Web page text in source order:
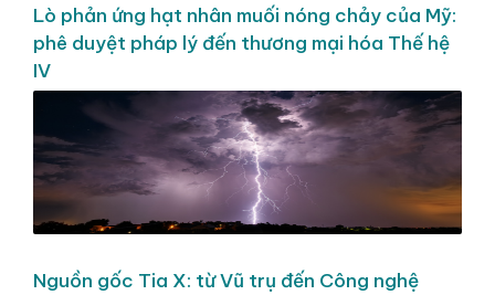
Lò phản ứng hạt nhân muối nóng chảy của Mỹ:
phê duyệt pháp lý đến thương mại hóa Thế hệ
IV
Nguồn gốc Tia X: từ Vũ trụ đến Công nghệ